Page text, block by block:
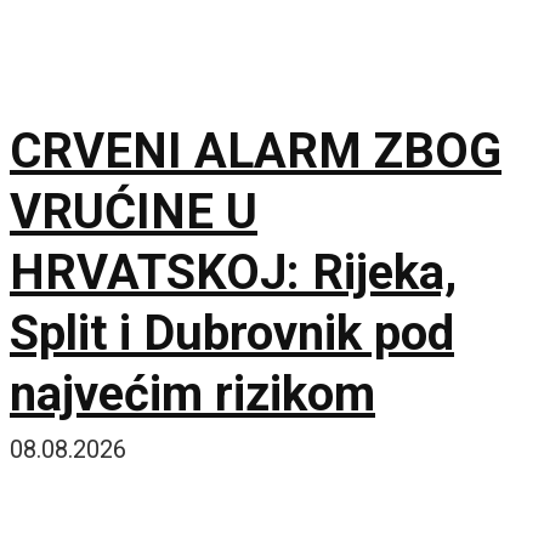
CRVENI ALARM ZBOG
VRUĆINE U
HRVATSKOJ: Rijeka,
Split i Dubrovnik pod
najvećim rizikom
08.08.2026